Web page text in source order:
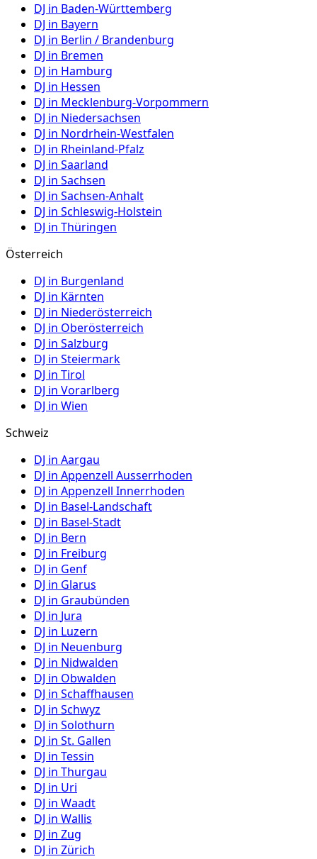
DJ in Baden-Württemberg
DJ in Bayern
DJ in Berlin / Brandenburg
DJ in Bremen
DJ in Hamburg
DJ in Hessen
DJ in Mecklenburg-Vorpommern
DJ in Niedersachsen
DJ in Nordrhein-Westfalen
DJ in Rheinland-Pfalz
DJ in Saarland
DJ in Sachsen
DJ in Sachsen-Anhalt
DJ in Schleswig-Holstein
DJ in Thüringen
Österreich
DJ in Burgenland
DJ in Kärnten
DJ in Niederösterreich
DJ in Oberösterreich
DJ in Salzburg
DJ in Steiermark
DJ in Tirol
DJ in Vorarlberg
DJ in Wien
Schweiz
DJ in Aargau
DJ in Appenzell Ausserrhoden
DJ in Appenzell Innerrhoden
DJ in Basel-Landschaft
DJ in Basel-Stadt
DJ in Bern
DJ in Freiburg
DJ in Genf
DJ in Glarus
DJ in Graubünden
DJ in Jura
DJ in Luzern
DJ in Neuenburg
DJ in Nidwalden
DJ in Obwalden
DJ in Schaffhausen
DJ in Schwyz
DJ in Solothurn
DJ in St. Gallen
DJ in Tessin
DJ in Thurgau
DJ in Uri
DJ in Waadt
DJ in Wallis
DJ in Zug
DJ in Zürich